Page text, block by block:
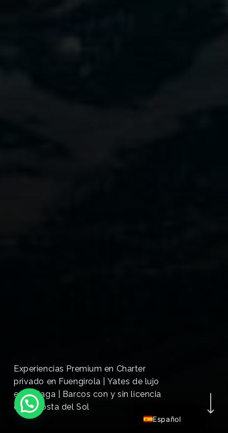
Experiencias Premium en Charter
privado en Fuengirola | Yates de lujo
en Málaga | Barcos con y sin licencia
en la Costa del Sol
Español
English (UK)